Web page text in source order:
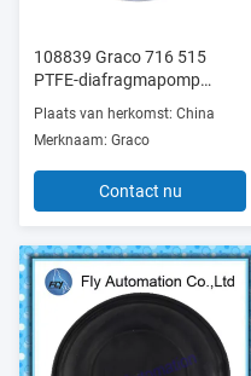
108839 Graco 716 515
PTFE-diafragmapomp
Plaats van herkomst: China
Merknaam: Graco
Contact nu